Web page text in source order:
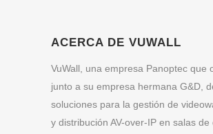
ACERCA DE VUWALL
VuWall, una empresa Panoptec que
junto a su empresa hermana G&D,
soluciones para la gestión de
y distribución AV-over-IP en salas de